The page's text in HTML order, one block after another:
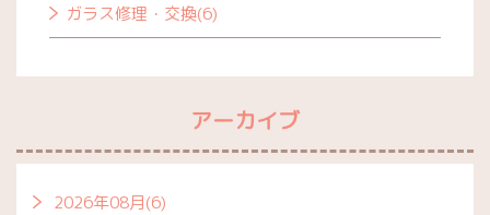
ガラス修理・交換(6)
アーカイブ
2026年08月(6)